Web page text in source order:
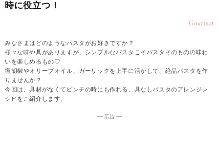
時に役立つ！
Gourmet
みなさまはどのようなパスタがお好きですか？
様々な味や具がありますが、シンプルなパスタこそパスタそのものの味わ
いを楽しめるもの♡
塩胡椒やオリーブオイル、ガーリックを上手に活かして、絶品パスタを作
りませんか？
今回は、具材がなくてピンチの時にも作れる、具なしパスタのアレンジレ
シピをご紹介します。
― 広告 ―